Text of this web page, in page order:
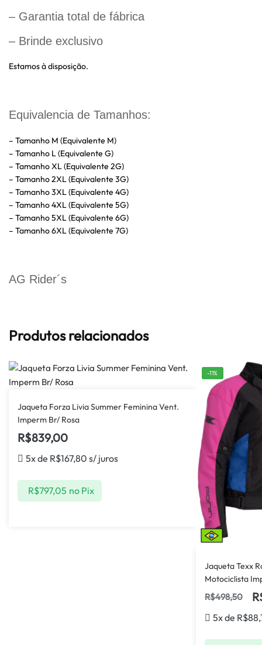
– Garantia total de fábrica
– Brinde exclusivo
Estamos à disposição.
Equivalencia de Tamanhos:
– Tamanho M (Equivalente M)
– Tamanho L (Equivalente G)
– Tamanho XL (Equivalente 2G)
– Tamanho 2XL (Equivalente 3G)
– Tamanho 3XL (Equivalente 4G)
– Tamanho 4XL (Equivalente 5G)
– Tamanho 5XL (Equivalente 6G)
– Tamanho 6XL (Equivalente 7G)
AG Rider´s
Produtos relacionados
Jaqueta Forza Livia Summer Feminina Vent.
Imperm Br/ Rosa
R$839,00
5x de R$167,80 s/ juros
R$797,05 no Pix
-11%
Jaqueta Texx
Motociclista
R$498,50
5x de R$